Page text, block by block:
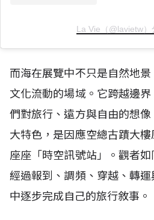
La Vie（@lavietw）
而海在展覽中不只是自然地
文化流動的場域。它跨越邊
們對旅行、遠方與自由的想
大特色，是因應空總古蹟大
座座「時空訊號站」。觀者如
經過報到、調頻、穿越、轉
中逐步完成自己的旅行敘事。